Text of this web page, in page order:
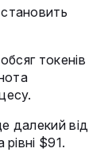
токенів
далекий від
$91.